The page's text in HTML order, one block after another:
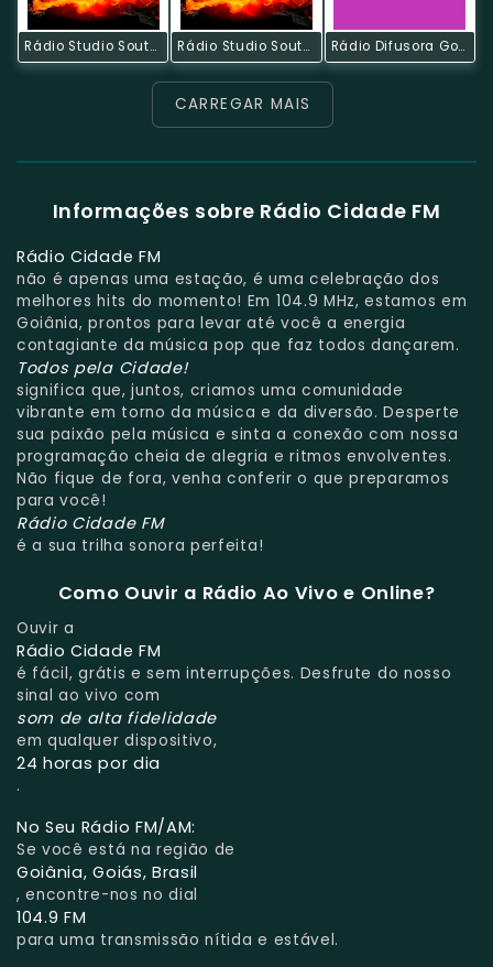
Rádio Studio Souto - Sertanejo Universitário Rádio Studio Souto - Tecnobrega Rádio Difusora Goiânia
CARREGAR MAIS
Informações sobre Rádio Cidade FM
Rádio Cidade FM
não é apenas uma estação, é uma celebração dos
melhores hits do momento! Em 104.9 MHz, estamos em
Goiânia, prontos para levar até você a energia
contagiante da música pop que faz todos dançarem.
Todos pela Cidade!
significa que, juntos, criamos uma comunidade
vibrante em torno da música e da diversão. Desperte
sua paixão pela música e sinta a conexão com nossa
programação cheia de alegria e ritmos envolventes.
Não fique de fora, venha conferir o que preparamos
para você!
Rádio Cidade FM
é a sua trilha sonora perfeita!
Como Ouvir a Rádio Ao Vivo e Online?
Ouvir a
Rádio Cidade FM
é fácil, grátis e sem interrupções. Desfrute do nosso
sinal ao vivo com
som de alta fidelidade
em qualquer dispositivo,
24 horas por dia
.
No Seu Rádio FM/AM:
Se você está na região de
Goiânia, Goiás, Brasil
, encontre-nos no dial
104.9 FM
para uma transmissão nítida e estável.